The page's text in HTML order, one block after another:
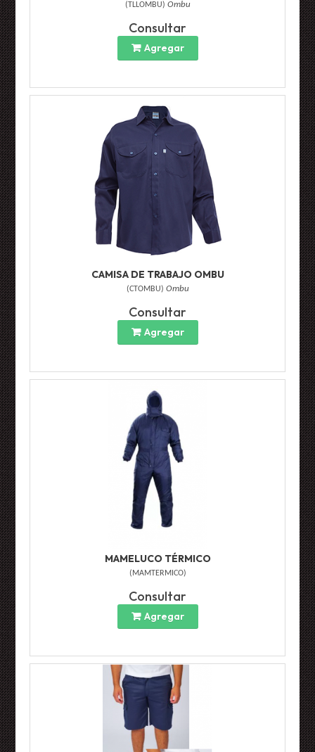
(TLLOMBU) Ombu
Consultar
Agregar
CAMISA DE TRABAJO OMBU
(CTOMBU) Ombu
Consultar
Agregar
MAMELUCO TÉRMICO
( MAMTERMICO)
Consultar
Agregar